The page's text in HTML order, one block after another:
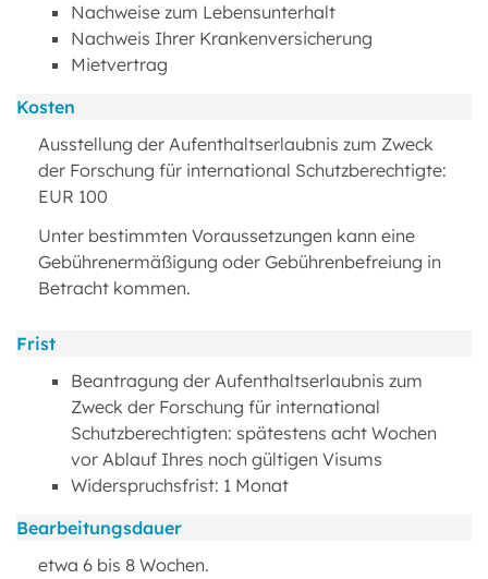
Nachweise zum Lebensunterhalt
Nachweis Ihrer Krankenversicherung
Mietvertrag
Kosten
Ausstellung der Aufenthaltserlaubnis zum Zweck
der Forschung für international Schutzberechtigte:
EUR 100
Unter bestimmten Voraussetzungen kann eine
Gebührenermäßigung oder Gebührenbefreiung in
Betracht kommen.
Frist
Beantragung der Aufenthaltserlaubnis zum
Zweck der Forschung für international
Schutzberechtigten: spätestens acht Wochen
vor Ablauf Ihres noch gültigen Visums
Widerspruchsfrist: 1 Monat
Bearbeitungsdauer
etwa 6 bis 8 Wochen.